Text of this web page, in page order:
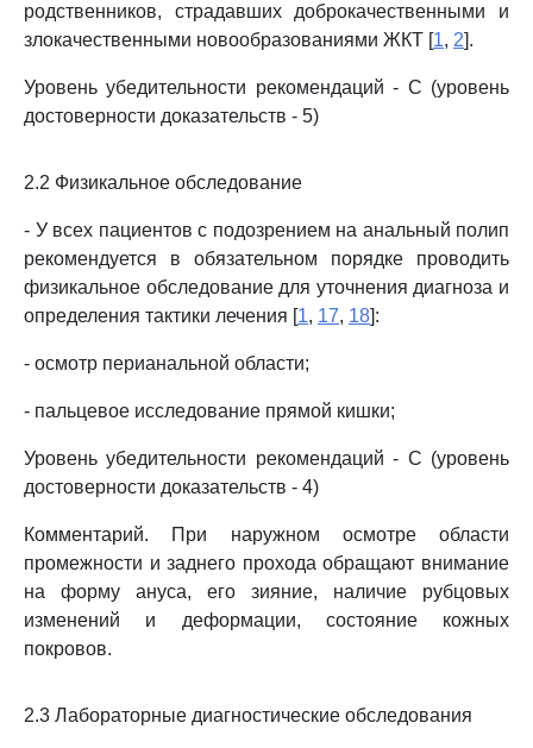
родственников, страдавших доброкачественными и
злокачественными новообразованиями ЖКТ [1, 2].
Уровень убедительности рекомендаций - C (уровень
достоверности доказательств - 5)
2.2 Физикальное обследование
- У всех пациентов с подозрением на анальный полип
рекомендуется в обязательном порядке проводить
физикальное обследование для уточнения диагноза и
определения тактики лечения [1, 17, 18]:
- осмотр перианальной области;
- пальцевое исследование прямой кишки;
Уровень убедительности рекомендаций - C (уровень
достоверности доказательств - 4)
Комментарий. При наружном осмотре области
промежности и заднего прохода обращают внимание
на форму ануса, его зияние, наличие рубцовых
изменений и деформации, состояние кожных
покровов.
2.3 Лабораторные диагностические обследования